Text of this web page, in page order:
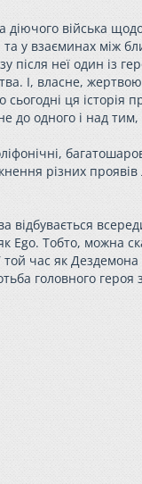
діючого війська
та у взаєминах між
неї один із
І, власне, жертвою
ця історія
одного і над
різних
Еgo. Тобто, можна
час як Дездемона
головного героя